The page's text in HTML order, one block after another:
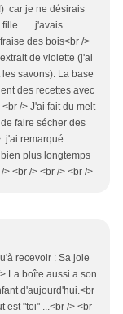
car je ne désirais
fille … j'avais
des bois<br />
de violette (j'ai
savons). La base
des recettes avec
/> J'ai fait du melt
faire sécher des
j'ai remarqué
plus longtemps
<br /> <br /> <br />
recevoir : Sa joie
La boîte aussi a son
d'aujourd'hui.<br
est "toi" ...<br /> <br